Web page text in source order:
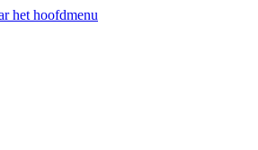
het hoofdmenu